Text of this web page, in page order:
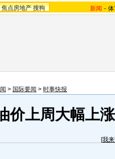
焦点房地产 搜狗 新闻 -
> 国际要闻 > 时事快报
价上周大幅上
[我